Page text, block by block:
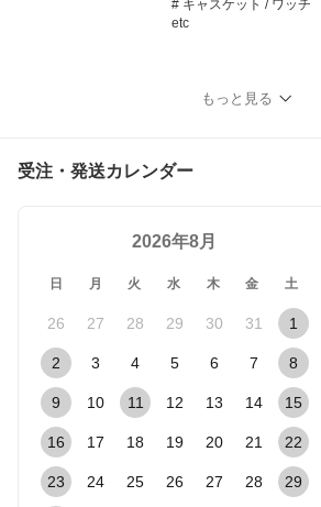
# キャスケット / ワッチ
etc
もっと見る
受注・発送カレンダー
2026年8月
日 月 火 水 木 金 土
26 27 28 29 30 31 1
2 3 4 5 6 7 8
9 10 11 12 13 14 15
16 17 18 19 20 21 22
23 24 25 26 27 28 29